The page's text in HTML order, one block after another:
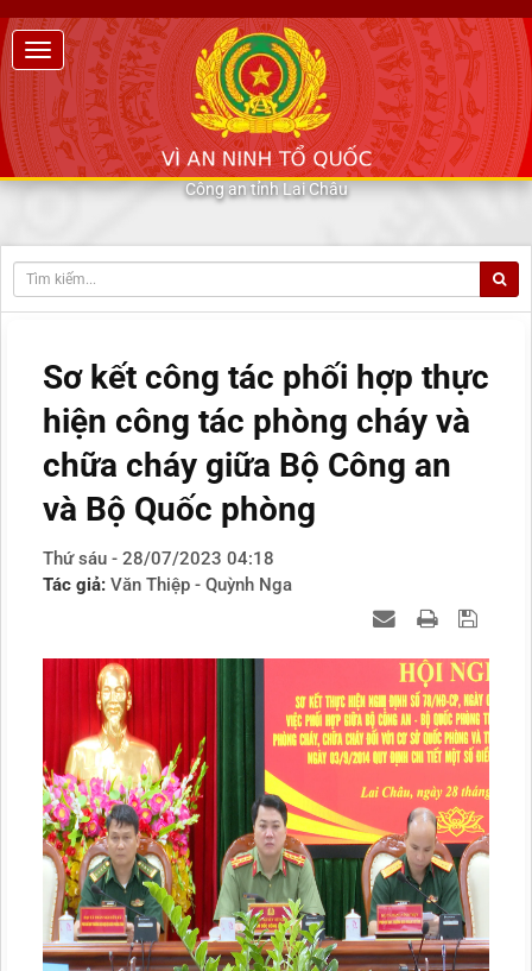
Công an tỉnh Lai Châu
Sơ kết công tác phối hợp thực
hiện công tác phòng cháy và
chữa cháy giữa Bộ Công an
và Bộ Quốc phòng
Thứ sáu - 28/07/2023 04:18
Tác giả: Văn Thiệp - Quỳnh Nga